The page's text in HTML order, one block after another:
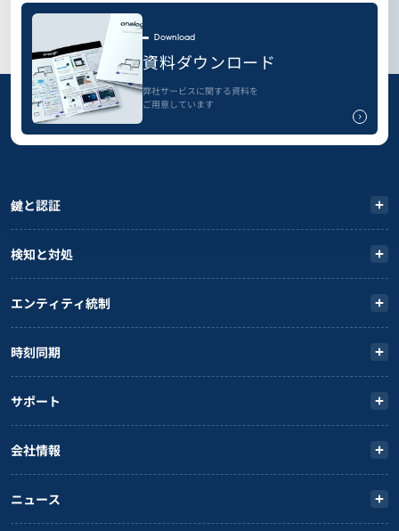
Download
資料ダウンロード
弊社サービスに関する資料を
ご用意しています
鍵と認証
検知と対処
エンティティ統制
時刻同期
サポート
会社情報
ニュース